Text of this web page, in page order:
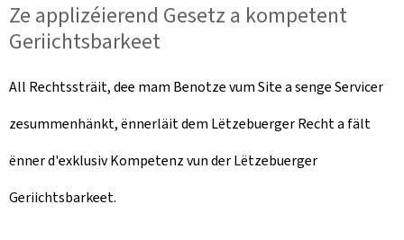
Ze applizéierend Gesetz a kompetent
Geriichtsbarkeet
All Rechtssträit, dee mam Benotze vum Site a senge Servicer
zesummenhänkt, ënnerläit dem Lëtzebuerger Recht a fält
ënner d'exklusiv Kompetenz vun der Lëtzebuerger
Geriichtsbarkeet.